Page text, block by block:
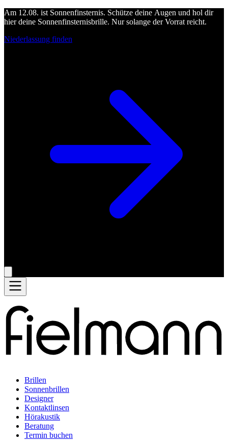
Am 12.08. ist Sonnenfinsternis. Schütze deine Augen und hol dir
hier deine Sonnenfinsternisbrille. Nur solange der Vorrat reicht.
Niederlassung finden
Brillen
Sonnenbrillen
Designer
Kontaktlinsen
Hörakustik
Beratung
Termin buchen